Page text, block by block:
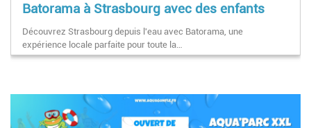
Batorama à Strasbourg avec des enfants
Découvrez Strasbourg depuis l'eau avec Batorama, une
expérience locale parfaite pour toute la…